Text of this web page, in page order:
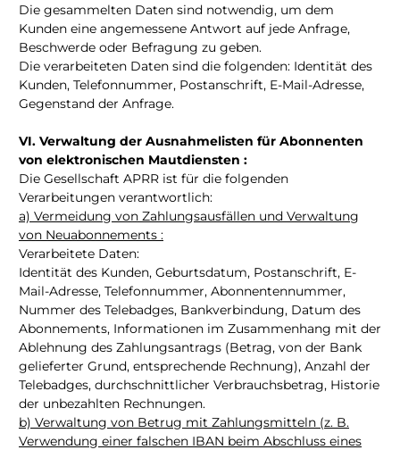
Die gesammelten Daten sind notwendig, um dem
Kunden eine angemessene Antwort auf jede Anfrage,
Beschwerde oder Befragung zu geben.
Die verarbeiteten Daten sind die folgenden: Identität des
Kunden, Telefonnummer, Postanschrift, E-Mail-Adresse,
Gegenstand der Anfrage.
VI. Verwaltung der Ausnahmelisten für Abonnenten
von elektronischen Mautdiensten :
Die Gesellschaft APRR ist für die folgenden
Verarbeitungen verantwortlich:
a) Vermeidung von Zahlungsausfällen und Verwaltung
von Neuabonnements :
Verarbeitete Daten:
Identität des Kunden, Geburtsdatum, Postanschrift, E-
Mail-Adresse, Telefonnummer, Abonnentennummer,
Nummer des Telebadges, Bankverbindung, Datum des
Abonnements, Informationen im Zusammenhang mit der
Ablehnung des Zahlungsantrags (Betrag, von der Bank
gelieferter Grund, entsprechende Rechnung), Anzahl der
Telebadges, durchschnittlicher Verbrauchsbetrag, Historie
der unbezahlten Rechnungen.
b) Verwaltung von Betrug mit Zahlungsmitteln (z. B.
Verwendung einer falschen IBAN beim Abschluss eines